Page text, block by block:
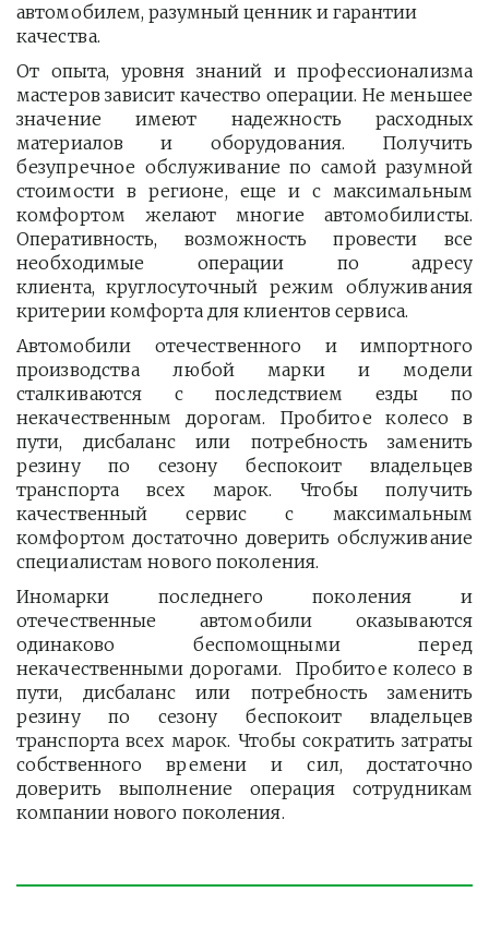
автомобилем, разумный ценник и гарантии
качества.
От опыта, уровня знаний и профессионализма
мастеров зависит качество операции. Не меньшее
значение имеют надежность расходных
материалов и оборудования. Получить
безупречное обслуживание по самой разумной
стоимости в регионе, еще и с максимальным
комфортом желают многие автомобилисты.
Оперативность, возможность провести все
необходимые операции по адресу
клиента, круглосуточный режим облуживания
критерии комфорта для клиентов сервиса.
Автомобили отечественного и импортного
производства любой марки и модели
сталкиваются с последствием езды по
некачественным дорогам. Пробитое колесо в
пути, дисбаланс или потребность заменить
резину по сезону беспокоит владельцев
транспорта всех марок. Чтобы получить
качественный сервис с максимальным
комфортом достаточно доверить обслуживание
специалистам нового поколения.
Иномарки последнего поколения и
отечественные автомобили оказываются
одинаково беспомощными перед
некачественными дорогами. Пробитое колесо в
пути, дисбаланс или потребность заменить
резину по сезону беспокоит владельцев
транспорта всех марок. Чтобы сократить затраты
собственного времени и сил, достаточно
доверить выполнение операция сотрудникам
компании нового поколения.